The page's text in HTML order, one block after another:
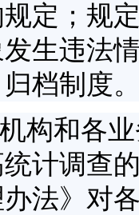
定；规
生违法
档制度
构和各
计调查
法》对